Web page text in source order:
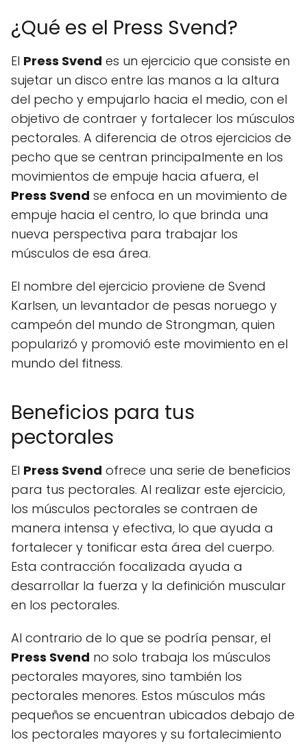
¿Qué es el Press Svend?
El Press Svend es un ejercicio que consiste en
sujetar un disco entre las manos a la altura
del pecho y empujarlo hacia el medio, con el
objetivo de contraer y fortalecer los músculos
pectorales. A diferencia de otros ejercicios de
pecho que se centran principalmente en los
movimientos de empuje hacia afuera, el
Press Svend se enfoca en un movimiento de
empuje hacia el centro, lo que brinda una
nueva perspectiva para trabajar los
músculos de esa área.
El nombre del ejercicio proviene de Svend
Karlsen, un levantador de pesas noruego y
campeón del mundo de Strongman, quien
popularizó y promovió este movimiento en el
mundo del fitness.
Beneficios para tus
pectorales
El Press Svend ofrece una serie de beneficios
para tus pectorales. Al realizar este ejercicio,
los músculos pectorales se contraen de
manera intensa y efectiva, lo que ayuda a
fortalecer y tonificar esta área del cuerpo.
Esta contracción focalizada ayuda a
desarrollar la fuerza y la definición muscular
en los pectorales.
Al contrario de lo que se podría pensar, el
Press Svend no solo trabaja los músculos
pectorales mayores, sino también los
pectorales menores. Estos músculos más
pequeños se encuentran ubicados debajo de
los pectorales mayores y su fortalecimiento